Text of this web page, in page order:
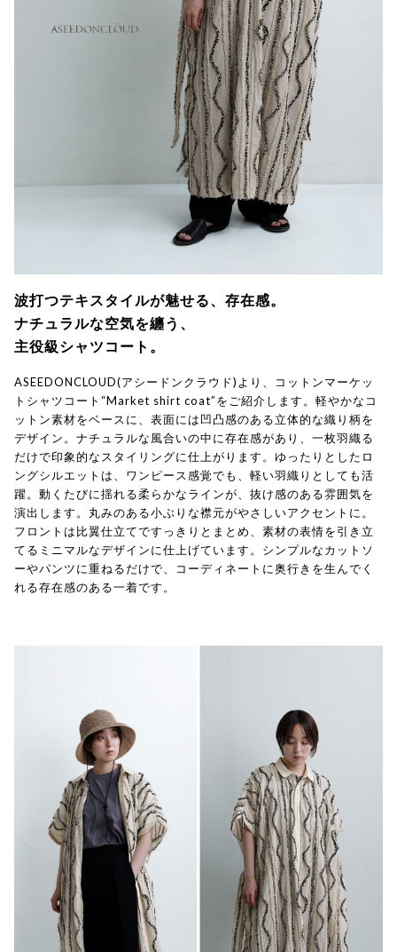
波打つテキスタイルが魅せる、存在感。
ナチュラルな空気を纏う、
主役級シャツコート。
ASEEDONCLOUD(アシードンクラウド)より、コットンマーケッ
トシャツコート“Market shirt coat”をご紹介します。軽やかなコ
ットン素材をベースに、表面には凹凸感のある立体的な織り柄を
デザイン。ナチュラルな風合いの中に存在感があり、一枚羽織る
だけで印象的なスタイリングに仕上がります。ゆったりとしたロ
ングシルエットは、ワンピース感覚でも、軽い羽織りとしても活
躍。動くたびに揺れる柔らかなラインが、抜け感のある雰囲気を
演出します。丸みのある小ぶりな襟元がやさしいアクセントに。
フロントは比翼仕立てですっきりとまとめ、素材の表情を引き立
てるミニマルなデザインに仕上げています。シンプルなカットソ
ーやパンツに重ねるだけで、コーディネートに奥行きを生んでく
れる存在感のある一着です。